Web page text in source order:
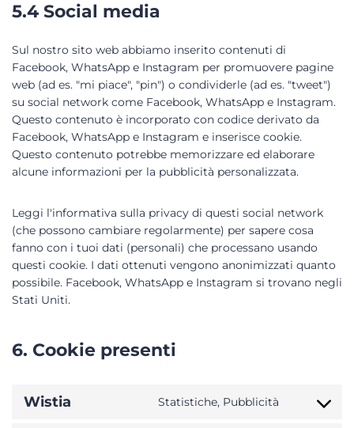
5.4 Social media
Sul nostro sito web abbiamo inserito contenuti di
Facebook, WhatsApp e Instagram per promuovere pagine
web (ad es. "mi piace", "pin") o condividerle (ad es. "tweet")
su social network come Facebook, WhatsApp e Instagram.
Questo contenuto è incorporato con codice derivato da
Facebook, WhatsApp e Instagram e inserisce cookie.
Questo contenuto potrebbe memorizzare ed elaborare
alcune informazioni per la pubblicità personalizzata.
Leggi l'informativa sulla privacy di questi social network
(che possono cambiare regolarmente) per sapere cosa
fanno con i tuoi dati (personali) che processano usando
questi cookie. I dati ottenuti vengono anonimizzati quanto
possibile. Facebook, WhatsApp e Instagram si trovano negli
Stati Uniti.
6. Cookie presenti
Wistia Statistiche, Pubblicità